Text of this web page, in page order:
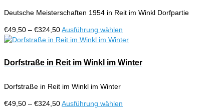
werden
Die
können
auf
Produktseite
Deutsche Meisterschaften 1954 in Reit im Winkl Dorfpartie
€49,50 – €324,50Preisspanne:
€49,50
€324,50
Ausführung wählen
Produkt
mehrere
Dorfstraße in Reit im Winkl im Winter
Dorfstraße in Reit im Winkl im Winter
€49,50 – €324,50Preisspanne:
Ausführung wählen